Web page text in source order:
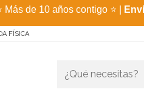
Más de 10 años contigo ⭐
FÍSICA